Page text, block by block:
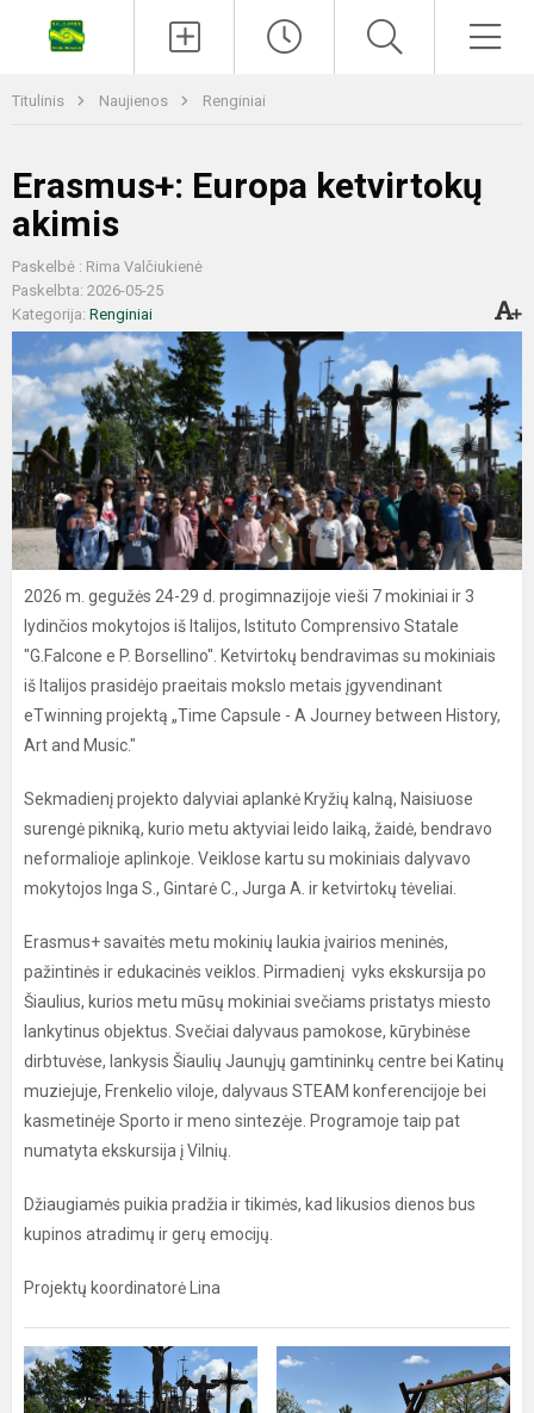
Titulinis Naujienos Renginiai
Erasmus+: Europa ketvirtokų
akimis
Paskelbė : Rima Valčiukienė
Paskelbta: 2026-05-25
Kategorija: Renginiai
2026 m. gegužės 24-29 d. progimnazijoje vieši 7 mokiniai ir 3
lydinčios mokytojos iš Italijos, Istituto Comprensivo Statale
"G.Falcone e P. Borsellino". Ketvirtokų bendravimas su mokiniais
iš Italijos prasidėjo praeitais mokslo metais įgyvendinant
eTwinning projektą „Time Capsule - A Journey between History,
Art and Music."
Sekmadienį projekto dalyviai aplankė Kryžių kalną, Naisiuose
surengė pikniką, kurio metu aktyviai leido laiką, žaidė, bendravo
neformalioje aplinkoje. Veiklose kartu su mokiniais dalyvavo
mokytojos Inga S., Gintarė C., Jurga A. ir ketvirtokų tėveliai.
Erasmus+ savaitės metu mokinių laukia įvairios meninės,
pažintinės ir edukacinės veiklos. Pirmadienį vyks ekskursija po
Šiaulius, kurios metu mūsų mokiniai svečiams pristatys miesto
lankytinus objektus. Svečiai dalyvaus pamokose, kūrybinėse
dirbtuvėse, lankysis Šiaulių Jaunųjų gamtininkų centre bei Katinų
muziejuje, Frenkelio viloje, dalyvaus STEAM konferencijoje bei
kasmetinėje Sporto ir meno sintezėje. Programoje taip pat
numatyta ekskursija į Vilnių.
Džiaugiamės puikia pradžia ir tikimės, kad likusios dienos bus
kupinos atradimų ir gerų emocijų.
Projektų koordinatorė Lina